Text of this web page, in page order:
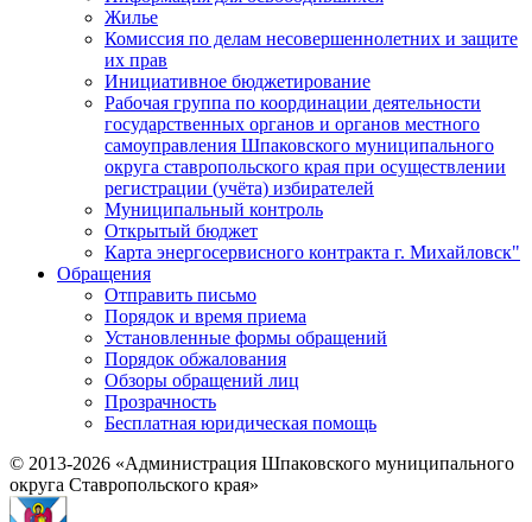
Жилье
Комиссия по делам несовершеннолетних и защите
их прав
Инициативное бюджетирование
Рабочая группа по координации деятельности
государственных органов и органов местного
самоуправления Шпаковского муниципального
округа ставропольского края при осуществлении
регистрации (учёта) избирателей
Муниципальный контроль
Открытый бюджет
Карта энергосервисного контракта г. Михайловск"
Обращения
Отправить письмо
Порядок и время приема
Установленные формы обращений
Порядок обжалования
Обзоры обращений лиц
Прозрачность
Бесплатная юридическая помощь
© 2013-2026 «Администрация Шпаковского муниципального
округа Ставропольского края»